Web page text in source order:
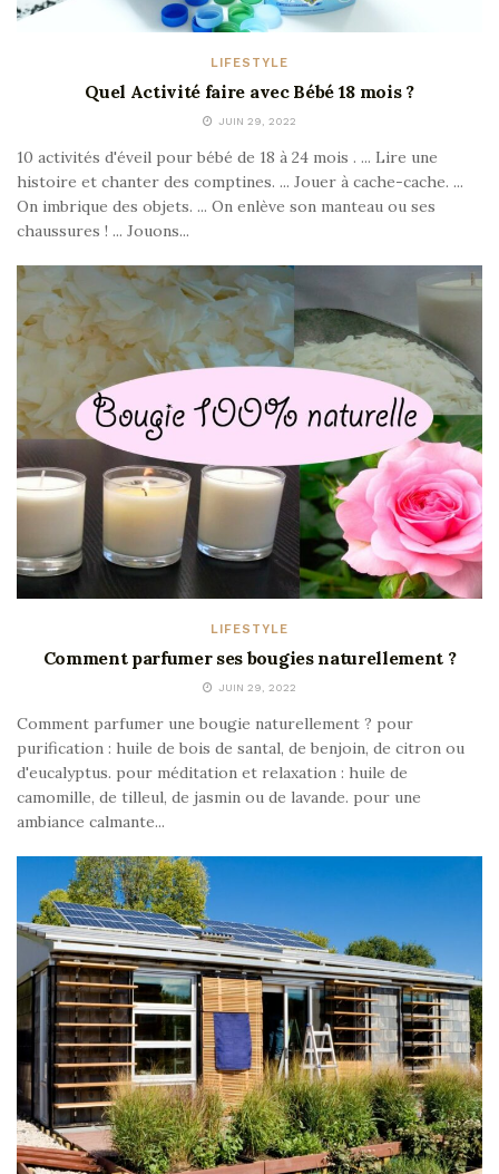
LIFESTYLE
Quel Activité faire avec Bébé 18 mois ?
JUIN 29, 2022
10 activités d'éveil pour bébé de 18 à 24 mois . ... Lire une
histoire et chanter des comptines. ... Jouer à cache-cache. ...
On imbrique des objets. ... On enlève son manteau ou ses
chaussures ! ... Jouons...
LIFESTYLE
Comment parfumer ses bougies naturellement ?
JUIN 29, 2022
Comment parfumer une bougie naturellement ? pour
purification : huile de bois de santal, de benjoin, de citron ou
d'eucalyptus. pour méditation et relaxation : huile de
camomille, de tilleul, de jasmin ou de lavande. pour une
ambiance calmante...